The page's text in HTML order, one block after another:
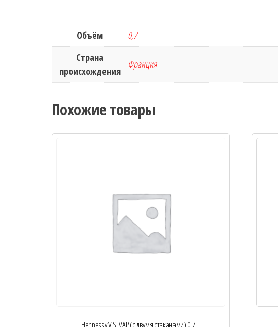
Объём
0,7
Страна
происхождения
Франция
Похожие товары
Hennessy V.S. VAP (с двумя стаканами) 0,7 L